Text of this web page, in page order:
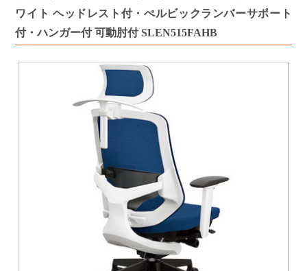
ワイト ヘッドレスト付・ぺルビックランバーサポート
付・ハンガー付 可動肘付 SLEN515FAHB